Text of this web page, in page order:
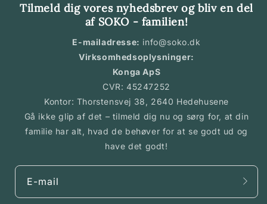
Tilmeld dig vores nyhedsbrev og bliv en del
af SOKO - familien!
E-mailadresse: info@soko.dk
Virksomhedsoplysninger:
Konga ApS
CVR: 45247252
Kontor: Thorstensvej 38, 2640 Hedehusene
Gå ikke glip af det – tilmeld dig nu og sørg for, at din
familie har alt, hvad de behøver for at se godt ud og
have det godt!
E-mail